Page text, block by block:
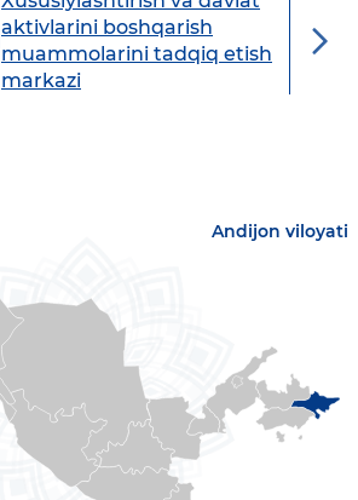
aktivlarini boshqarish
muammolarini tadqiq etish
markazi
Andijon viloyati